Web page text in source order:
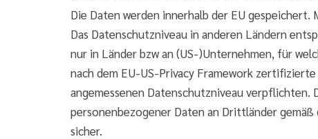
Die Daten werden innerhalb der EU
Das Datenschutzniveau in anderen Ländern
nur in Länder bzw an (US-)Unternehmen, für
nach dem EU-US-Privacy Framework
angemessenen Datenschutzniveau verpflichten.
personenbezogener Daten an Drittländer
sicher.